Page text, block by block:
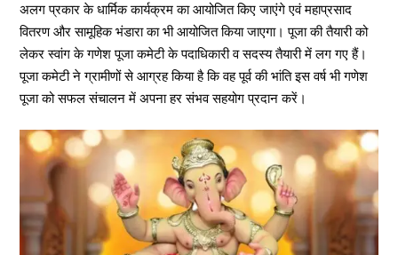
अलग प्रकार के धार्मिक कार्यक्रम का आयोजित किए जाएंगे एवं महाप्रसाद
वितरण और सामूहिक भंडारा का भी आयोजित किया जाएगा। पूजा की तैयारी को
लेकर स्वांग के गणेश पूजा कमेटी के पदाधिकारी व सदस्य तैयारी में लग गए हैं।
पूजा कमेटी ने ग्रामीणों से आग्रह किया है कि वह पूर्व की भांति इस वर्ष भी गणेश
पूजा को सफल संचालन में अपना हर संभव सहयोग प्रदान करें।